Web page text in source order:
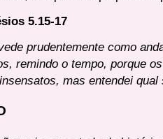
5.15-17
prudentemente como
remindo o tempo, porque
mas entendei